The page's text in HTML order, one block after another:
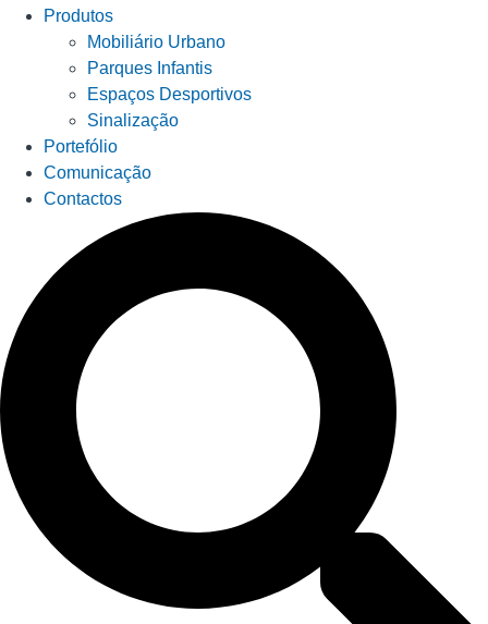
Produtos
Mobiliário Urbano
Parques Infantis
Espaços Desportivos
Sinalização
Portefólio
Comunicação
Contactos